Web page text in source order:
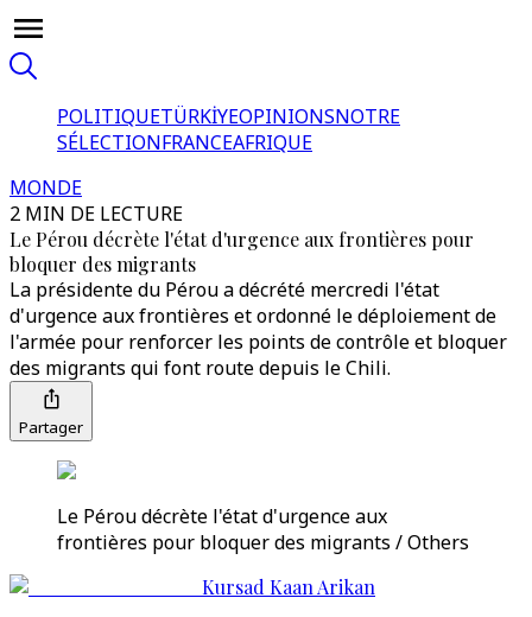
POLITIQUETÜRKİYEOPINIONSNOTRE
SÉLECTIONFRANCEAFRIQUE
MONDE
2 MIN DE LECTURE
Le Pérou décrète l'état d'urgence aux frontières pour
bloquer des migrants
La présidente du Pérou a décrété mercredi l'état
d'urgence aux frontières et ordonné le déploiement de
l'armée pour renforcer les points de contrôle et bloquer
des migrants qui font route depuis le Chili.
Partager
Le Pérou décrète l'état d'urgence aux
frontières pour bloquer des migrants / Others
Kursad Kaan Arikan